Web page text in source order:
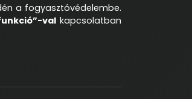
a fogyasztóvédelembe.
valkapcsolatban